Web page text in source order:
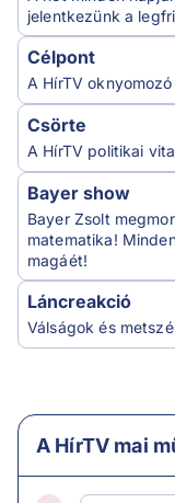
jelentkezünk a
Célpont
A HírTV
Csörte
A HírTV politikai
Bayer show
Bayer Zsolt
matematika!
magáét!
Láncreakció
Válságok és
A HírTV mai